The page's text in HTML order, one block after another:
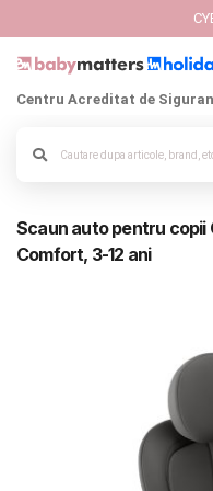
Italbaby
SCAUNE AUTO
SCOICI AUTO
Centru Acreditat de
Scaun auto pentru copii
Comfort, 3-12 ani
Alege culoarea